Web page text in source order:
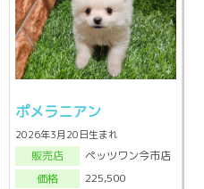
ポメラニアン
2026年3月20日生まれ
販売店
ペッツワン今市店
価格
225,500